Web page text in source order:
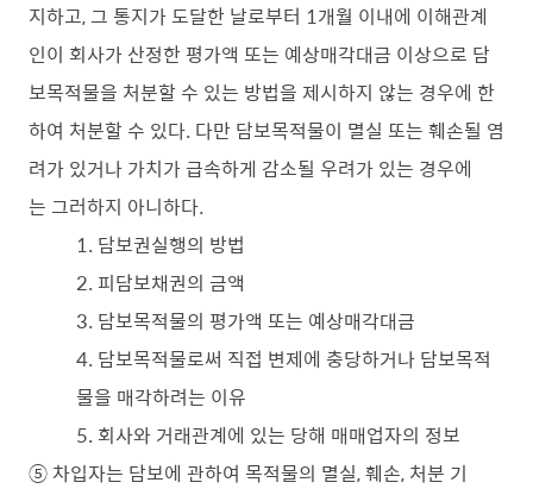
지하고, 그 통지가 도달한 날로부터 1개월 이내에 이해관계
인이 회사가 산정한 평가액 또는 예상매각대금 이상으로 담
보목적물을 처분할 수 있는 방법을 제시하지 않는 경우에 한
하여 처분할 수 있다. 다만 담보목적물이 멸실 또는 훼손될 염
려가 있거나 가치가 급속하게 감소될 우려가 있는 경우에
는 그러하지 아니하다.
1. 담보권실행의 방법
2. 피담보채권의 금액
3. 담보목적물의 평가액 또는 예상매각대금
4. 담보목적물로써 직접 변제에 충당하거나 담보목적
물을 매각하려는 이유
5. 회사와 거래관계에 있는 당해 매매업자의 정보
⑤ 차입자는 담보에 관하여 목적물의 멸실, 훼손, 처분 기